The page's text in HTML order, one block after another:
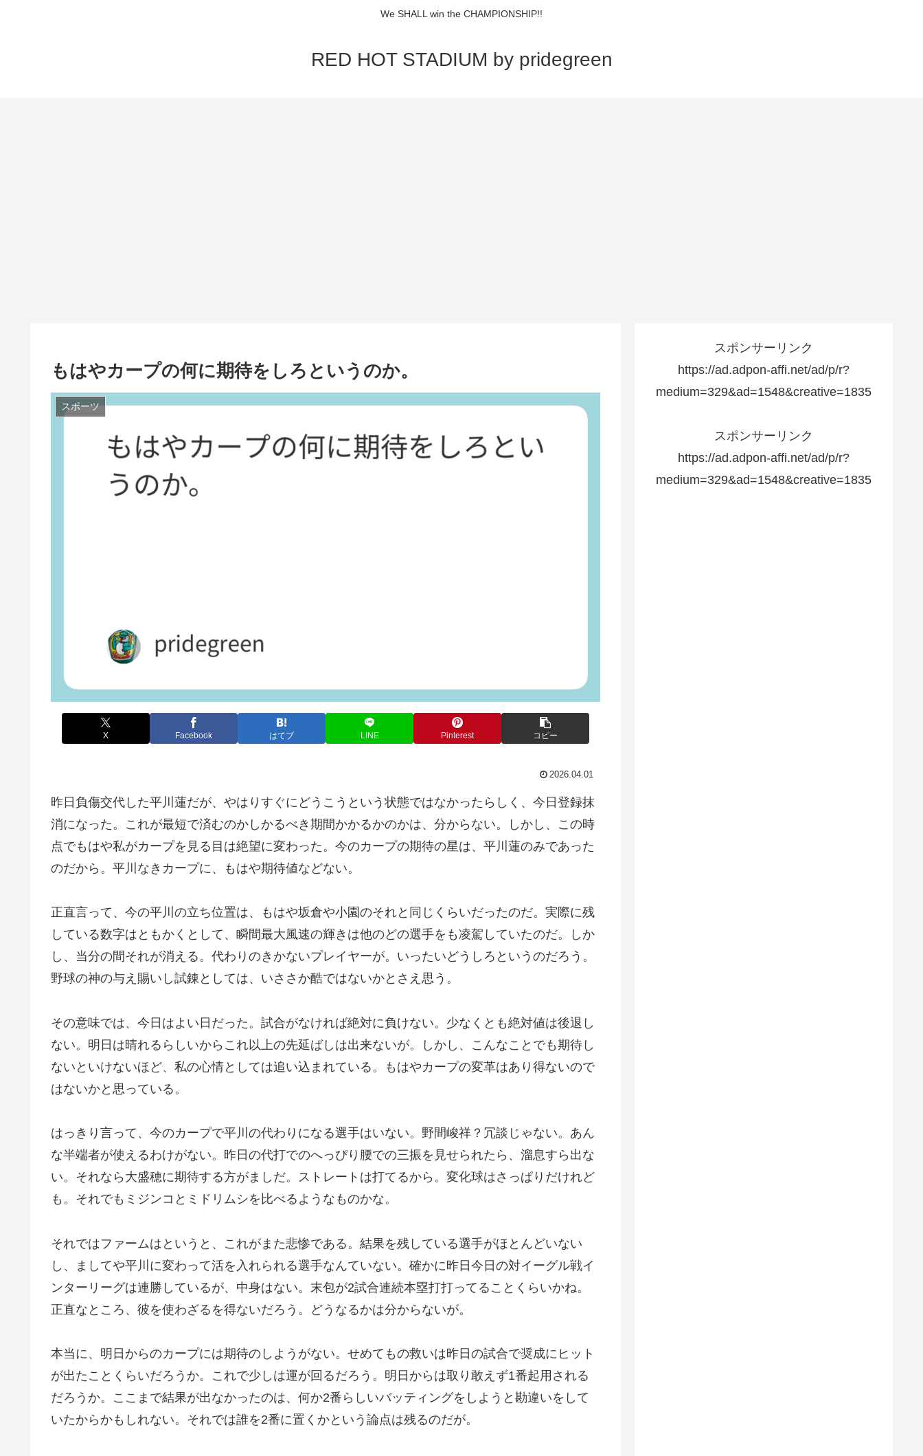
We SHALL win the CHAMPIONSHIP!!
RED HOT STADIUM by pridegreen
もはやカープの何に期待をしろというのか。
スポーツ
X Facebook はてブ LINE Pinterest コピー
2026.04.01
昨日負傷交代した平川蓮だが、やはりすぐにどうこうという状態ではなかったらしく、今日登録抹
消になった。これが最短で済むのかしかるべき期間かかるかのかは、分からない。しかし、この時
点でもはや私がカープを見る目は絶望に変わった。今のカープの期待の星は、平川蓮のみであった
のだから。平川なきカープに、もはや期待値などない。
正直言って、今の平川の立ち位置は、もはや坂倉や小園のそれと同じくらいだったのだ。実際に残
している数字はともかくとして、瞬間最大風速の輝きは他のどの選手をも凌駕していたのだ。しか
し、当分の間それが消える。代わりのきかないプレイヤーが。いったいどうしろというのだろう。
野球の神の与え賜いし試錬としては、いささか酷ではないかとさえ思う。
その意味では、今日はよい日だった。試合がなければ絶対に負けない。少なくとも絶対値は後退し
ない。明日は晴れるらしいからこれ以上の先延ばしは出来ないが。しかし、こんなことでも期待し
ないといけないほど、私の心情としては追い込まれている。もはやカープの変革はあり得ないので
はないかと思っている。
はっきり言って、今のカープで平川の代わりになる選手はいない。野間峻祥？冗談じゃない。あん
な半端者が使えるわけがない。昨日の代打でのへっぴり腰での三振を見せられたら、溜息すら出な
い。それなら大盛穂に期待する方がましだ。ストレートは打てるから。変化球はさっぱりだけれど
も。それでもミジンコとミドリムシを比べるようなものかな。
それではファームはというと、これがまた悲惨である。結果を残している選手がほとんどいない
し、ましてや平川に変わって活を入れられる選手なんていない。確かに昨日今日の対イーグル戦イ
ンターリーグは連勝しているが、中身はない。末包が2試合連続本塁打打ってることくらいかね。
正直なところ、彼を使わざるを得ないだろう。どうなるかは分からないが。
本当に、明日からのカープには期待のしようがない。せめてもの救いは昨日の試合で奨成にヒット
が出たことくらいだろうか。これで少しは運が回るだろう。明日からは取り敢えず1番起用される
だろうか。ここまで結果が出なかったのは、何か2番らしいバッティングをしようと勘違いをして
いたからかもしれない。それでは誰を2番に置くかという論点は残るのだが。
スポンサーリンク
https://ad.adpon-affi.net/ad/p/r?
medium=329&ad=1548&creative=1835
スポンサーリンク
https://ad.adpon-affi.net/ad/p/r?
medium=329&ad=1548&creative=1835